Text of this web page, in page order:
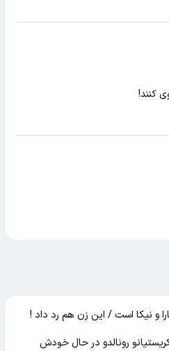
کنند!
و نیکا است / این زن هم رد داد !
رونالدو در حال خودش